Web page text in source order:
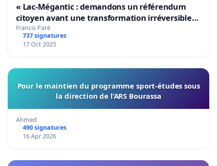
« Lac-Mégantic : demandons un référendum
citoyen avant une transformation irréversible
de notre territoire »
Francis Paré
737 signatures
17 Oct 2025
Pour le maintien du programme sport-études sous
la direction de l’ARS Bourassa
Ahmed
490 signatures
16 Apr 2026